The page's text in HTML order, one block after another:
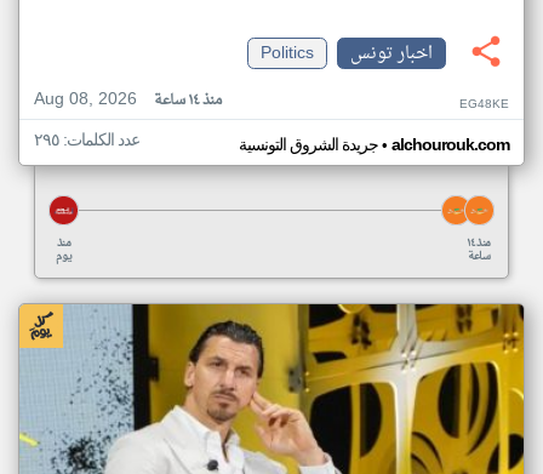
اخبار تونس
Politics
Aug 08, 2026
منذ ١٤ ساعة EG48KE
جريدة الشروق التونسية• alchourouk.com عدد الكلمات: ٢٩٥
منذ
يوم
منذ ١٤
ساعة